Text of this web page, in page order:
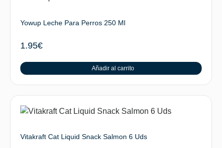
Yowup Leche Para Perros 250 Ml
1.95€
Añadir al carrito
Vitakraft Cat Liquid Snack Salmon 6 Uds